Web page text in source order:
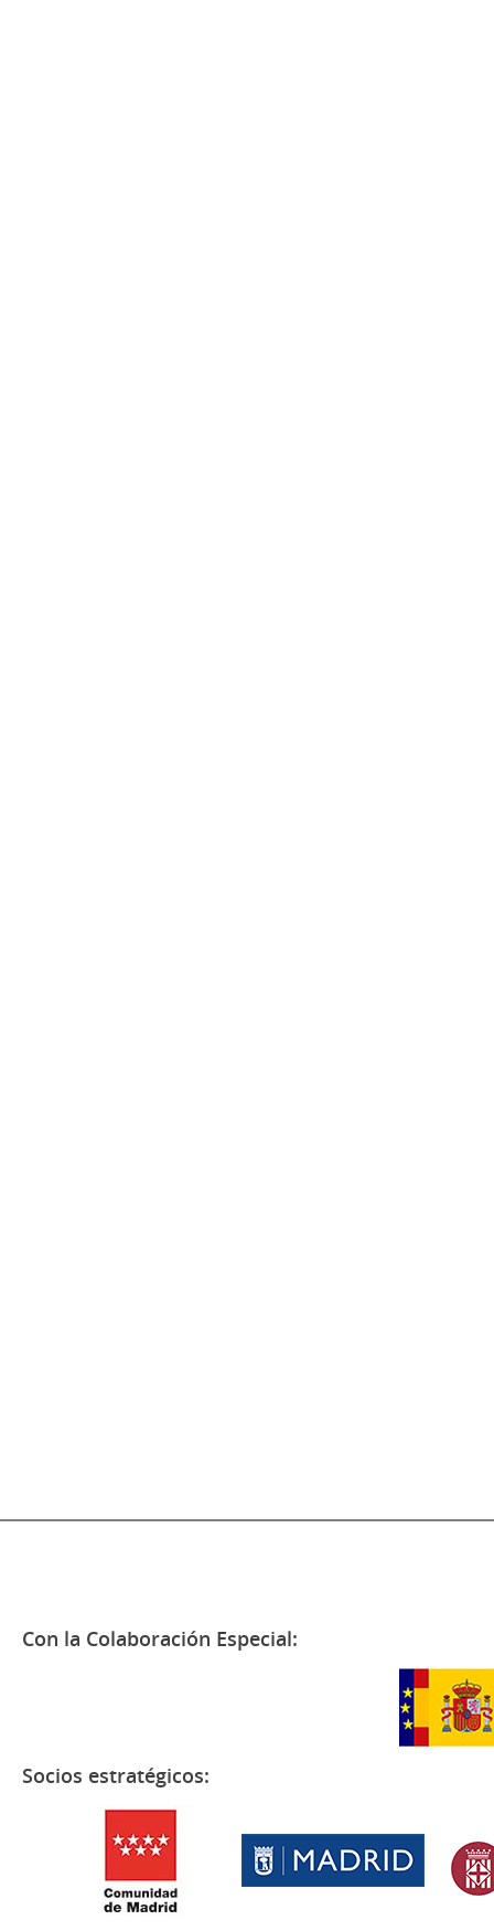
Con la Colaboración Especial:
Socios estratégicos: